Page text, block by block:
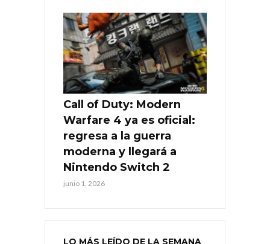
Call of Duty: Modern
Warfare 4 ya es oficial:
regresa a la guerra
moderna y llegará a
Nintendo Switch 2
junio 1, 2026
LO MÁS LEÍDO DE LA SEMANA